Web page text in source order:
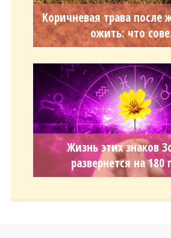
Коричневая трава
ожить: что
Жизнь этих знаков
развернется на 180